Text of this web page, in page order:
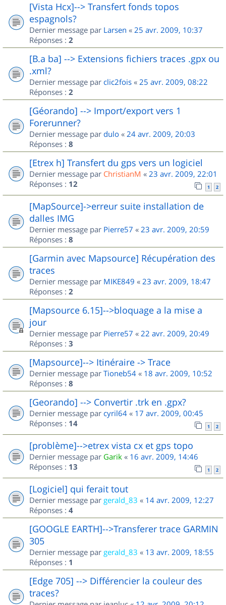
[Vista Hcx]--> Transfert fonds topos
espagnols?
Dernier message par Larsen « 25 avr. 2009, 10:37
Réponses : 2
[B.a ba] --> Extensions fichiers traces .gpx ou
.xml?
Dernier message par clic2fois « 25 avr. 2009, 08:22
Réponses : 2
[Géorando] --> Import/export vers 1
Forerunner?
Dernier message par dulo « 24 avr. 2009, 20:03
Réponses : 8
[Etrex h] Transfert du gps vers un logiciel
Dernier message par ChristianM « 23 avr. 2009, 22:01
Réponses : 12 1 2
[MapSource]->erreur suite installation de
dalles IMG
Dernier message par Pierre57 « 23 avr. 2009, 20:59
Réponses : 8
[Garmin avec Mapsource] Récupération des
traces
Dernier message par MIKE849 « 23 avr. 2009, 18:47
Réponses : 2
[Mapsource 6.15]-->bloquage a la mise a
jour
Dernier message par Pierre57 « 22 avr. 2009, 20:49
Réponses : 3
[Mapsource]--> Itinéraire -> Trace
Dernier message par Tioneb54 « 18 avr. 2009, 10:52
Réponses : 8
[Georando] --> Convertir .trk en .gpx?
Dernier message par cyril64 « 17 avr. 2009, 00:45
Réponses : 14 1 2
[problème]-->etrex vista cx et gps topo
Dernier message par Garik « 16 avr. 2009, 14:46
Réponses : 13 1 2
[Logiciel] qui ferait tout
Dernier message par gerald_83 « 14 avr. 2009, 12:27
Réponses : 4
[GOOGLE EARTH]-->Transferer trace GARMIN
305
Dernier message par gerald_83 « 13 avr. 2009, 18:55
Réponses : 1
[Edge 705] --> Différencier la couleur des
traces?